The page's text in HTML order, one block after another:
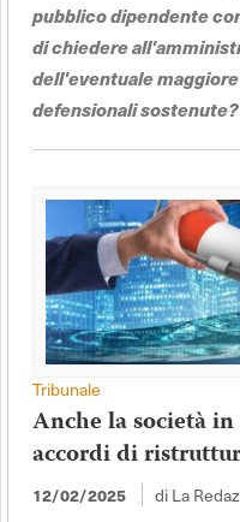
pubblico dipendente
di chiedere
dell'eventuale
defensionali sostenute?
Tribunale
Anche la società
accordi di
12/02/2025 di La